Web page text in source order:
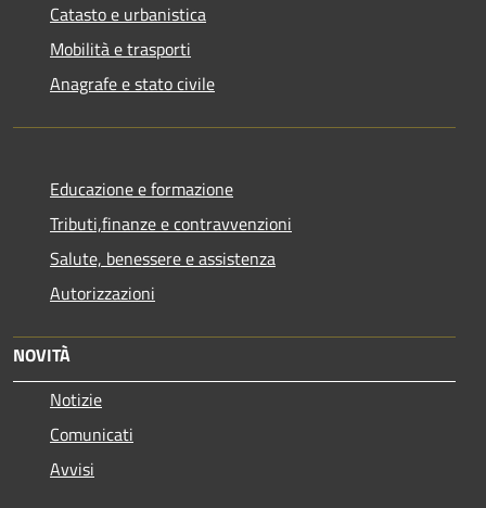
Catasto e urbanistica
Mobilità e trasporti
Anagrafe e stato civile
Educazione e formazione
Tributi,finanze e contravvenzioni
Salute, benessere e assistenza
Autorizzazioni
NOVITÀ
Notizie
Comunicati
Avvisi